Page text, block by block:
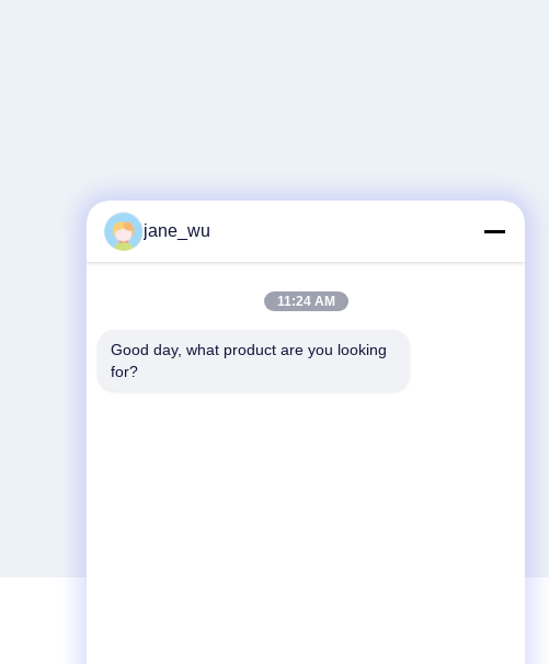
jane_wu
11:24 AM
Good day, what product are you looking
for?